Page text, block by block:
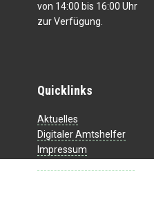
von 14:00 bis 16:00 Uhr
zur Verfügung.
Quicklinks
Aktuelles
Digitaler Amtshelfer
Impressum